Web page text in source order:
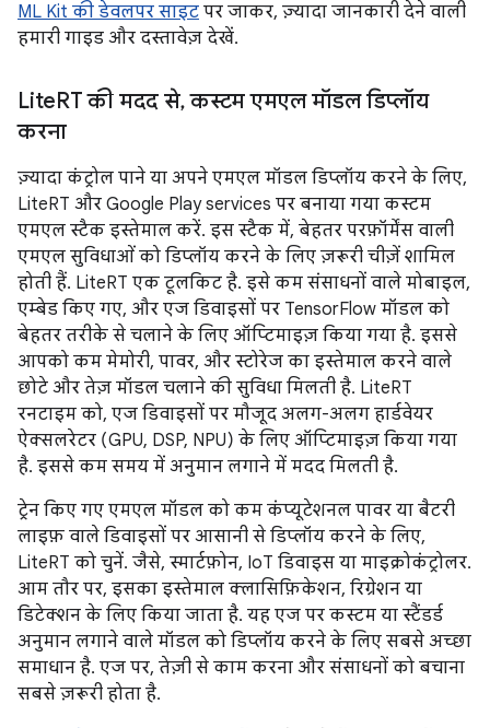
ML Kit की डेवलपर साइट पर जाकर, ज़्यादा जानकारी देने वाली
हमारी गाइड और दस्तावेज़ देखें.
LiteRT की मदद से,कस्टम एमएल मॉडल डिप्लॉय
करना
ज़्यादा कंट्रोल पाने या अपने एमएल मॉडल डिप्लॉय करने के लिए,
LiteRT और Google Play services पर बनाया गया कस्टम
एमएल स्टैक इस्तेमाल करें. इस स्टैक में, बेहतर परफ़ॉर्मेंस वाली
एमएल सुविधाओं को डिप्लॉय करने के लिए ज़रूरी चीज़ें शामिल
होती हैं. LiteRT एक टूलकिट है. इसे कम संसाधनों वाले मोबाइल,
एम्बेड किए गए, और एज डिवाइसों पर TensorFlow मॉडल को
बेहतर तरीके से चलाने के लिए ऑप्टिमाइज़ किया गया है. इससे
आपको कम मेमोरी, पावर, और स्टोरेज का इस्तेमाल करने वाले
छोटे और तेज़ मॉडल चलाने की सुविधा मिलती है. LiteRT
रनटाइम को, एज डिवाइसों पर मौजूद अलग-अलग हार्डवेयर
ऐक्सलरेटर (GPU, DSP, NPU) के लिए ऑप्टिमाइज़ किया गया
है. इससे कम समय में अनुमान लगाने में मदद मिलती है.
ट्रेन किए गए एमएल मॉडल को कम कंप्यूटेशनल पावर या बैटरी
लाइफ़ वाले डिवाइसों पर आसानी से डिप्लॉय करने के लिए,
LiteRT को चुनें. जैसे, स्मार्टफ़ोन, IoT डिवाइस या माइक्रोकंट्रोलर.
आम तौर पर, इसका इस्तेमाल क्लासिफ़िकेशन, रिग्रेशन या
डिटेक्शन के लिए किया जाता है. यह एज पर कस्टम या स्टैंडर्ड
अनुमान लगाने वाले मॉडल को डिप्लॉय करने के लिए सबसे अच्छा
समाधान है. एज पर, तेज़ी से काम करना और संसाधनों को बचाना
सबसे ज़रूरी होता है.